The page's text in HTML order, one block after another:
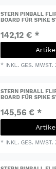
STERN PINBALL
BOARD FÜR SPIKE
142,12 € *
* INKL. GES. MWST.
STERN PINBALL
BOARD FÜR SPIKE
145,56 € *
* INKL. GES. MWST.